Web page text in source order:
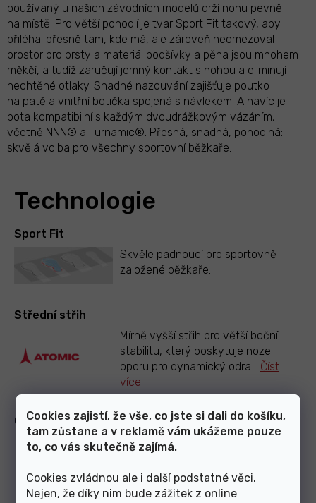
Cookies zajistí, že vše, co jste si dali do košíku,
tam zůstane a v reklamě vám ukážeme pouze
to, co vás skutečně zajímá.
Cookies zvládnou ale i další podstatné věci.
Nejen, že díky nim bude zážitek z online
používaný u našich závodních modelů drží nohu pevně
na místě. Pro větší pohodlí je tvar Sport Fit takový, aby
přiléhal přesně tam, kde má, ale zároveň neomezoval
prostor pro prsty a materiál podšívky a pěna jsou mnohem
měkčí, a tudíž zaručují jemný kontakt s nohou a eliminují
nechtěné otlaky. Snadné nazouvání zajišťuje poutko
na patě a vnitřní botička spojená s návlekem. A navíc je
bota kompatibilní s každým dvoudrážkovým vázáním,
včetně NNN® a Turnamic®. Přesná, snadná, pohodlná:
skvělá volba pro všechny sportovní běžkaře.
Technologie
Sport Fit
Skvěle padnoucí pro sportovně
založené běžkaře.
Střední střih
Mírně vyšší střih pro větší boční
stabilitu, který poskytuje noze
oporu pro dynamický odra... Číst
více
Classic Flex
Specifická ohebnost pro klasický
styl běžeckého lyžování.